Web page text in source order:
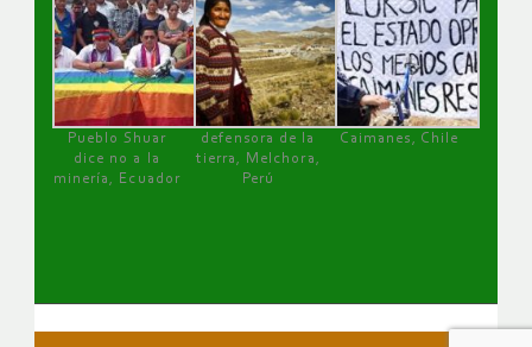
Pueblo Shuar
dice no a la
minería, Ecuador
defensora de la
tierra, Melchora,
Perú
Caimanes, Chile